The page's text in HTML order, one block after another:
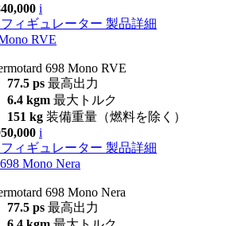
i
ィギュレーター 製品詳細
RVE
698 Mono RVE
77.5 ps 最高出力
6.4 kgm 最大トルク
151 kg 装備重量（燃料を除く）
i
ィギュレーター 製品詳細
698 Mono Nera
698 Mono Nera
77.5 ps 最高出力